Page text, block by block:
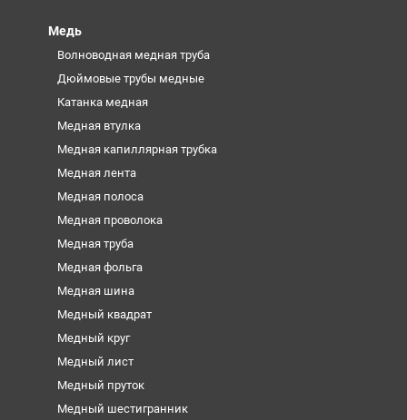
Медь
Волноводная медная труба
Дюймовые трубы медные
Катанка медная
Медная втулка
Медная капиллярная трубка
Медная лента
Медная полоса
Медная проволока
Медная труба
Медная фольга
Медная шина
Медный квадрат
Медный круг
Медный лист
Медный пруток
Медный шестигранник